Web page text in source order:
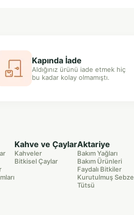
Kapında İade
Aldığınız ürünü iade etmek hiç
bu kadar kolay olmamıştı.
Kahve ve Çaylar
Kahveler
Bitkisel Çaylar
Aktariye
Bakım Yağları
Bakım Ürünleri
Faydalı Bitkiler
Kurutulmuş
Tütsü